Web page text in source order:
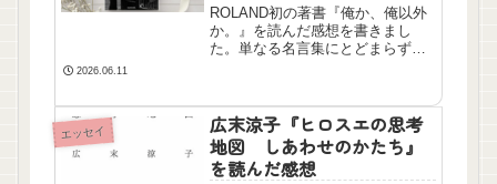
ROLAND初の著書『俺か、俺以外
か。』を読んだ感想を書きまし
た。単なる名言集にとどまらず、
出す勇気がもらえる一冊です。
2026.06.11
エッセイ
広末涼子『ヒロスエの思考
地図 しあわせのかたち』
を読んだ感想